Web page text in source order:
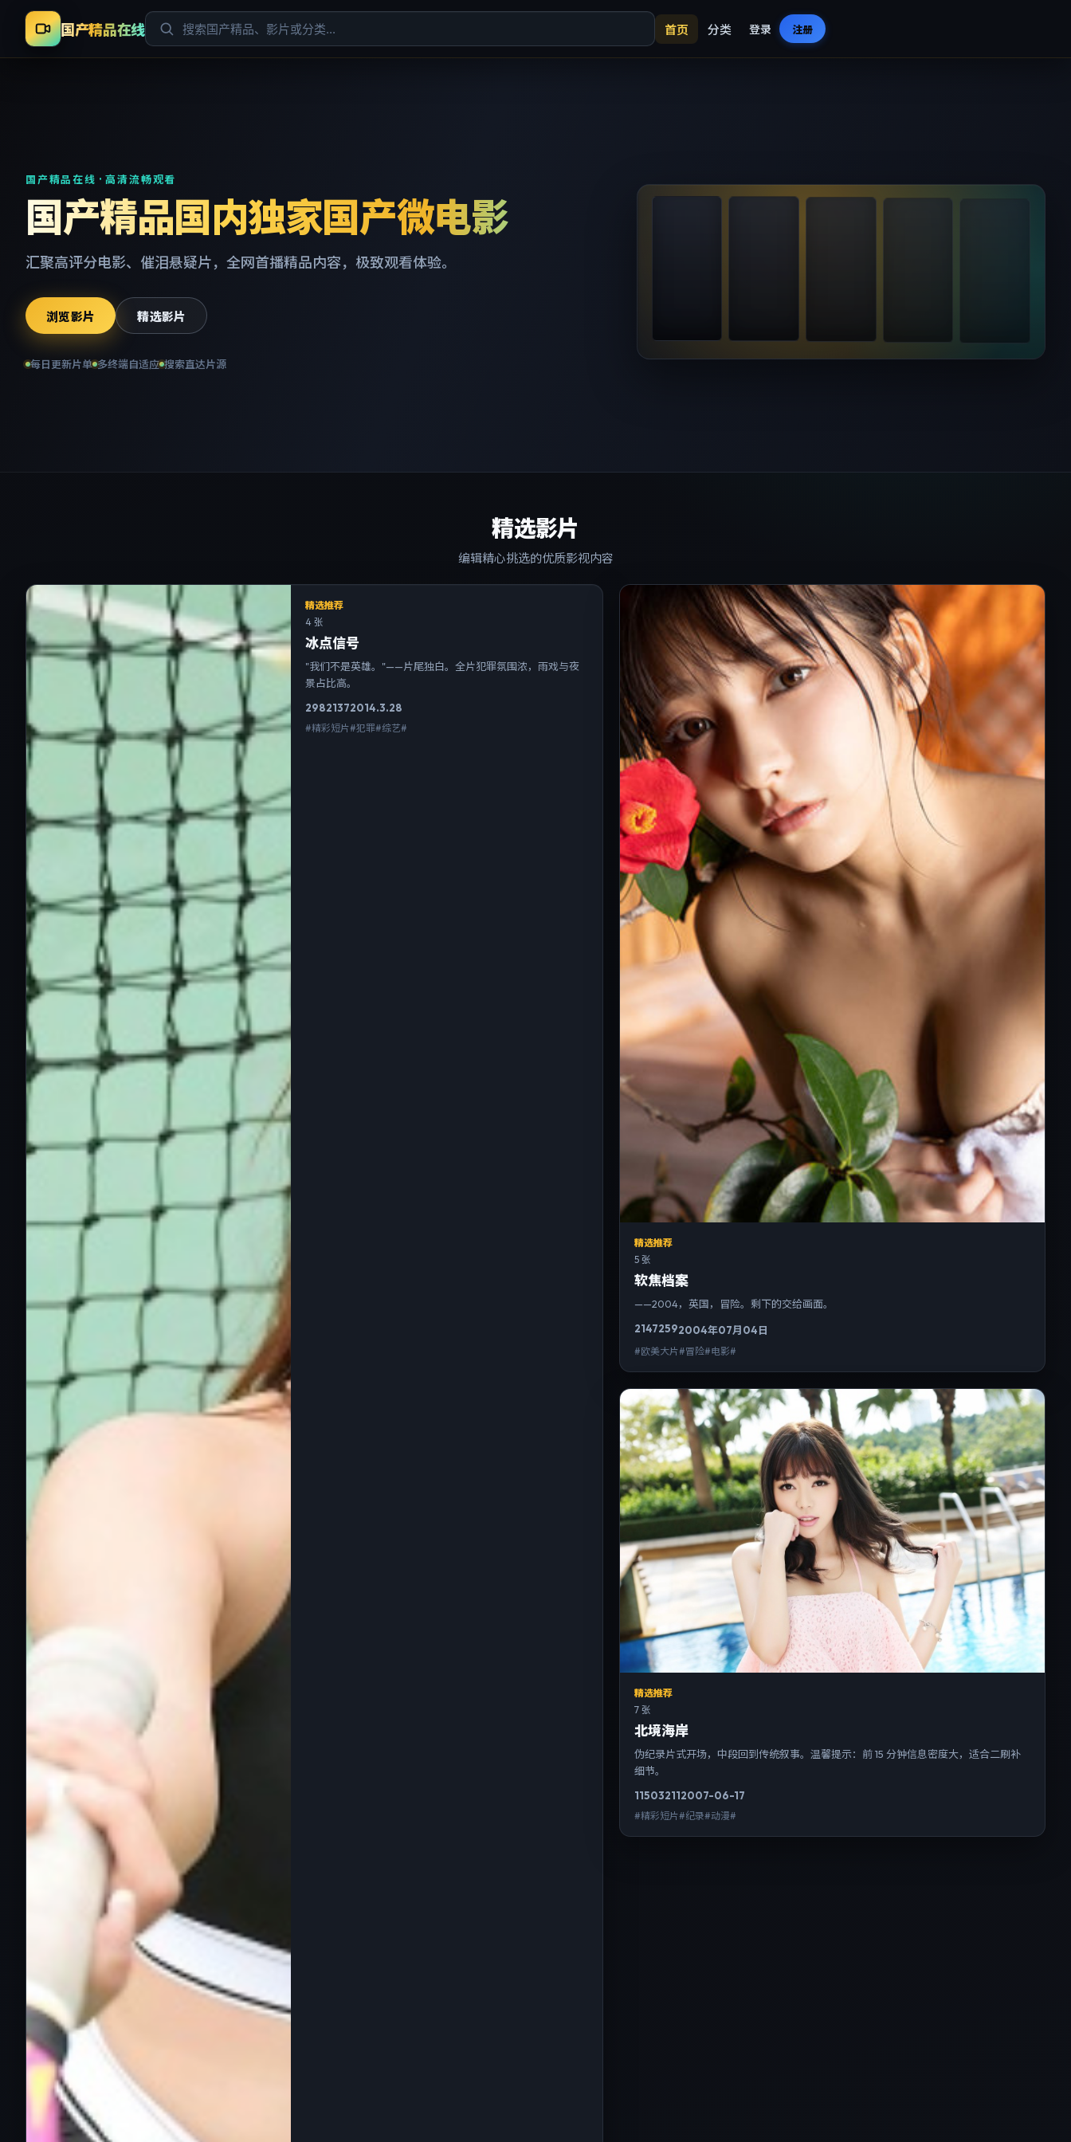
国产精品在线 首页 分类 登录 注册
国产精品在线 · 高清流畅观看
国产精品国内独家国产微电影
汇聚高评分电影、催泪悬疑片，全网首播精品内容，极致观看体验。
浏览影片 精选影片
每日更新片单 多终端自适应 搜索直达片源
精选影片
编辑精心挑选的优质影视内容
精选推荐
4 张
冰点信号
"我们不是英雄。"——片尾独白。全片犯罪氛围浓，雨戏与夜
景占比高。
29821372014.3.28
#精彩短片#犯罪#综艺#
精选推荐
5 张
软焦档案
——2004，英国，冒险。剩下的交给画面。
21472592004年07月04日
#欧美大片#冒险#电影#
精选推荐
7 张
北境海岸
伪纪录片式开场，中段回到传统叙事。温馨提示：前 15 分钟信息密度大，适合二刷补
细节。
115032112007-06-17
#精彩短片#纪录#动漫#